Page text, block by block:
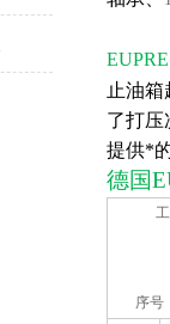
止油
了打压
提供*
德国
序号